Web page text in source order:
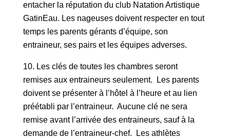
entacher la réputation du club Natation Artistique
GatinEau. Les nageuses doivent respecter en tout
temps les parents gérants d’équipe, son
entraineur, ses pairs et les équipes adverses.
Les clés de toutes les chambres seront
remises aux entraineurs seulement. Les parents
doivent se présenter à l’hôtel à l’heure et au lien
préétabli par l’entraineur. Aucune clé ne sera
remise avant l’arrivée des entraineurs, sauf à la
demande de l’entraineur-chef. Les athlètes